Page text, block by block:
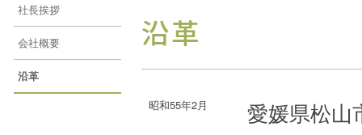
社長挨拶
会社概要
沿革
沿革
昭和55年2月 愛媛県松山